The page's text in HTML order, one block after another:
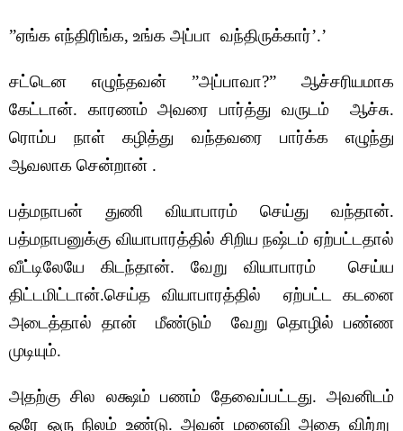
”ஏங்க எந்திரிங்க, உங்க அப்பா வந்திருக்கார்’.’
சட்டென எழுந்தவன் ”அப்பாவா?” ஆச்சரியமாக
கேட்டான். காரணம் அவரை பார்த்து வருடம் ஆச்சு.
ரொம்ப நாள் கழித்து வந்தவரை பார்க்க எழுந்து
ஆவலாக சென்றான் .
பத்மநாபன் துணி வியாபாரம் செய்து வந்தான்.
பத்மநாபனுக்கு வியாபாரத்தில் சிறிய நஷ்டம் ஏற்பட்டதால்
வீட்டிலேயே கிடந்தான். வேறு வியாபாரம் செய்ய
திட்டமிட்டான்.செய்த வியாபாரத்தில் ஏற்பட்ட கடனை
அடைத்தால் தான் மீண்டும் வேறு தொழில் பண்ண
முடியும்.
அதற்கு சில லக்ஷம் பணம் தேவைப்பட்டது. அவனிடம்
ஒரே ஒரு நிலம் உண்டு. அவன் மனைவி அதை விற்று